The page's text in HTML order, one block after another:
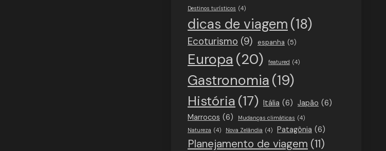
Destinos turísticos (4)
dicas de viagem (18)
Ecoturismo (9) espanha (5)
Europa (20) featured (4)
Gastronomia (19)
História (17) Itália (6) Japão (6)
Marrocos (6) Mudanças climáticas (4)
Natureza (4) Nova Zelândia (4) Patagônia (6)
Planejamento de viagem (11)